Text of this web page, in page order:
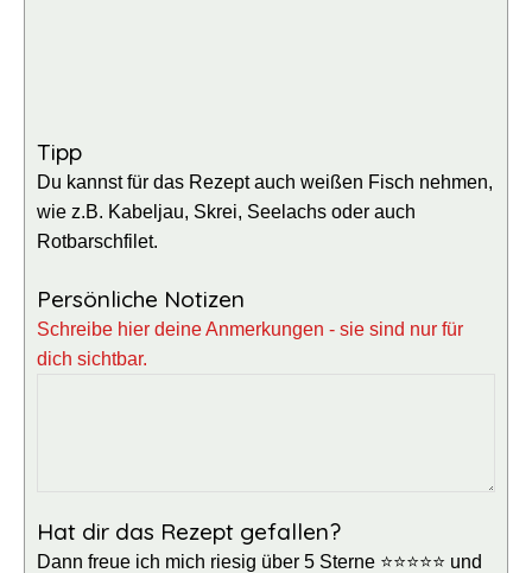
Tipp
Du kannst für das Rezept auch weißen Fisch nehmen,
wie z.B. Kabeljau, Skrei, Seelachs oder auch
Rotbarschfilet.
Persönliche Notizen
Schreibe hier deine Anmerkungen - sie sind nur für
dich sichtbar.
Hat dir das Rezept gefallen?
Dann freue ich mich riesig über 5 Sterne ⭐⭐⭐⭐⭐ und